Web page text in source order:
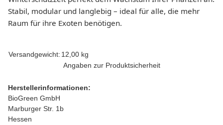
Stabil, modular und langlebig – ideal für alle, die mehr
Raum für ihre Exoten benötigen.
Produkteigenschaft
Wert
Versandgewicht: 12,00 kg
Angaben zur Produktsicherheit
Herstellerinformationen:
BioGreen GmbH
Marburger Str. 1b
Hessen